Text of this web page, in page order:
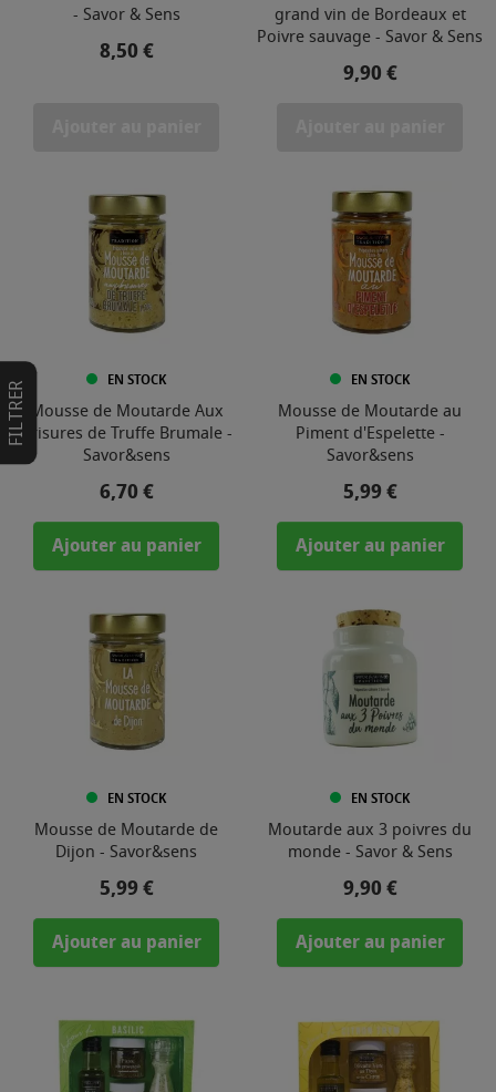
FILTRER
- Savor & Sens
Prix
8,50 €
grand vin de Bordeaux et
Poivre sauvage - Savor & Sens
Prix
9,90 €
EN STOCK
Mousse de Moutarde Aux
Brisures de Truffe Brumale -
Savor&sens
Prix
6,70 €
Ajouter au panier
EN STOCK
Mousse de Moutarde au
Piment d'Espelette -
Savor&sens
Prix
5,99 €
Ajouter au panier
EN STOCK
Mousse de Moutarde de
Dijon - Savor&sens
Prix
5,99 €
Ajouter au panier
EN STOCK
Moutarde aux 3 poivres du
monde - Savor & Sens
Prix
9,90 €
Ajouter au panier